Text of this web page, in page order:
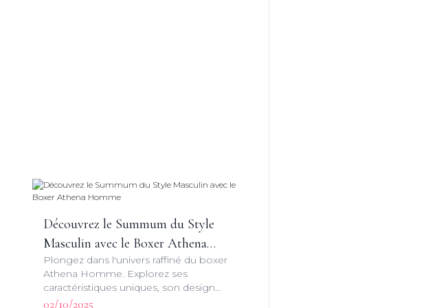
Découvrez le Summum du Style
Masculin avec le Boxer Athena
Homme
Plongez dans l'univers raffiné du boxer
Athena Homme. Explorez ses
caractéristiques uniques, son design
innovant et son ajustement parfait pour
02/10/2025